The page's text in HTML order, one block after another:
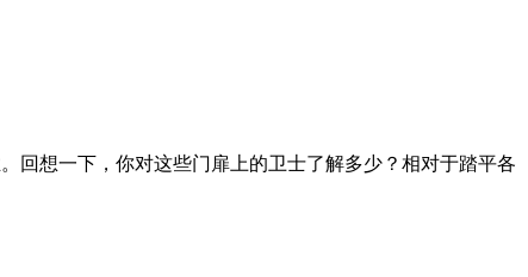
回想一下，你对这些门扉上的卫士了解多少？相对于踏平各